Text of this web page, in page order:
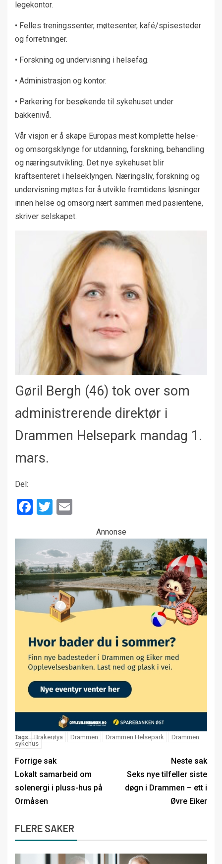
legekontor.
• Felles treningssenter, møtesenter, kafé/spisesteder
og forretninger.
• Forskning og undervisning i helsefag.
• Administrasjon og kontor.
• Parkering for besøkende til sykehuset under
bakkenivå.
Vår visjon er å skape Europas mest komplette helse-
og omsorgsklynge for utdanning, forskning, behandling
og næringsutvikling. Det nye sykehuset blir
kraftsenteret i helseklyngen. Næringsliv, forskning og
undervisning møtes for å utvikle fremtidens løsninger
innen helse og omsorg nært sammen med pasientene,
skriver selskapet.
Gøril Bergh (46) tok over som
administrerende direktør i
Drammen Helsepark mandag 1.
mars.
Del:
Facebook
Twitter
Annonse
Tags: Brakerøya Drammen Drammen Helsepark
Drammen
sykehus
Forrige sak
Lokalt samarbeid om
solenergi i pluss-hus på
Ormåsen
Neste sak
Seks nye tilfeller siste
døgn i Drammen – ett i
Øvre Eiker
FLERE SAKER